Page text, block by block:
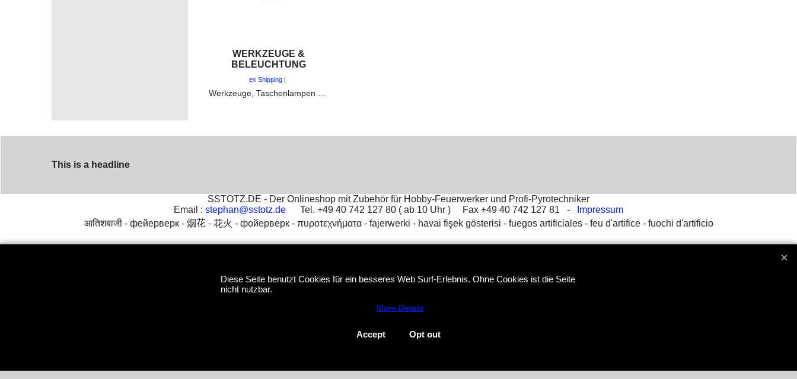
WERKZEUGE &
BELEUCHTUNG
ex Shipping
This is a headline
SSTOTZ.DE - Der Onlineshop mit Zubehör für Hobby-Feuerwerker und Profi-Pyrotechniker
Email : stephan@sstotz.de Tel. +49 40 742 127 80 ( ab 10 Uhr ) Fax +49 40 742 127 81 -
Impressum
आतिशबाजी - фейерверк - 烟花 - 花火 - фойерверк - πυροτεχνήματα - fajerwerki - havai fişek gösterisi - fuegos artificiales - feu d'artifice - fuochi d'artificio
Diese Seite benutzt Cookies für ein besseres Web Surf-Erlebnis. Ohne Cookies ist die Seite
nicht nutzbar.
More Details
Accept Opt out